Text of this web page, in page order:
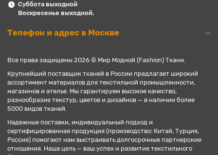
Суббота выходной
Воскресенье выходной.
Телефон и адрес в Москве
Все права защищены 2026 © Мир Модной (Fashion) Ткани.
Крупнейший поставщик тканей в России предлагает широкий
ассортимент материалов для текстильной промышленности,
магазинов и ателье. Мы гарантируем высокое качество,
разнообразие текстур, цветов и дизайнов — в наличии более
5000 видов тканей.
Надежные поставки, индивидуальный подход и
сертифицированная продукция (производство: Китай, Турция,
Россия) помогают нам выстраивать долгосрочные партнерские
отношения. Наша цель — ваш успех и развитие текстильного